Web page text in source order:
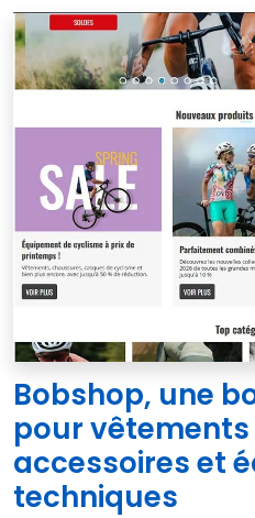
Bobshop, une
pour
accessoires et
techniques